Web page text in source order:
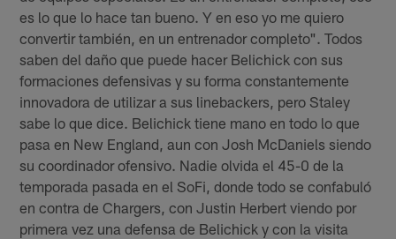
es lo que lo hace tan bueno. Y en eso yo me quiero
convertir también, en un entrenador completo". Todos
saben del daño que puede hacer Belichick con sus
formaciones defensivas y su forma constantemente
innovadora de utilizar a sus linebackers, pero Staley
sabe lo que dice. Belichick tiene mano en todo lo que
pasa en New England, aun con Josh McDaniels siendo
su coordinador ofensivo. Nadie olvida el 45-0 de la
temporada pasada en el SoFi, donde todo se confabuló
en contra de Chargers, con Justin Herbert viendo por
primera vez una defensa de Belichick y con la visita